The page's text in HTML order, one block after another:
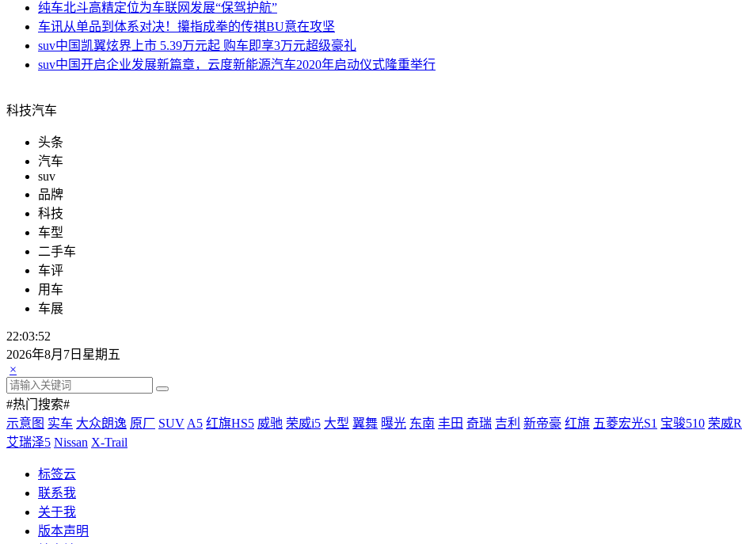
纯车北斗高精定位为车联网发展“保驾护航”
车讯从单品到体系对决！攥指成拳的传祺BU意在攻坚
suv中国 凯翼炫界上市 5.39万元起 购车即享3万元超级豪礼
suv中国开启企业发展新篇章，云度新能源汽车2020年启动仪式隆重举行
科技汽车
头条
汽车
suv
品牌
科技
车型
二手车
车评
用车
车展
22:03:53
2026年8月7日星期五
×
#热门搜索#
示意图 实车 大众朗逸 原厂 SUVA5 红旗HS5 威驰 荣威i5 大型 翼舞 曝光 东南 丰田 奇瑞 吉利 新帝豪 红旗 五菱宏光S1 宝骏510 荣威
艾瑞泽5 Nissan X-Trail
标签云
联系我
关于我
版本声明